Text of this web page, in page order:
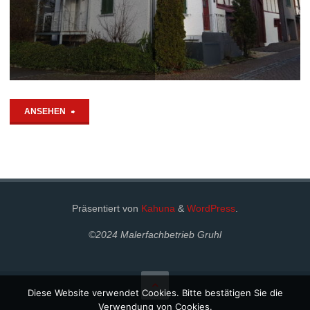
ANSEHEN "Komplettsanierung
Präsentiert von Kahuna & WordPress.
©2024 Malerfachbetrieb Gruhl
Diese Website verwendet Cookies. Bitte bestätigen Sie die
Verwendung von Cookies.